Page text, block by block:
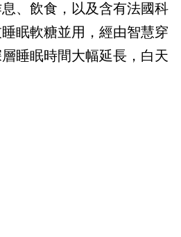
、飲食，以及含有法國科
眠軟糖並用，經由智慧穿
睡眠時間大幅延長，白天